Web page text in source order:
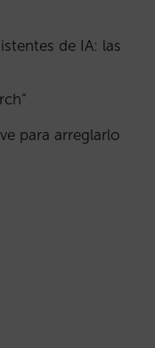
de IA: las
para arreglarlo